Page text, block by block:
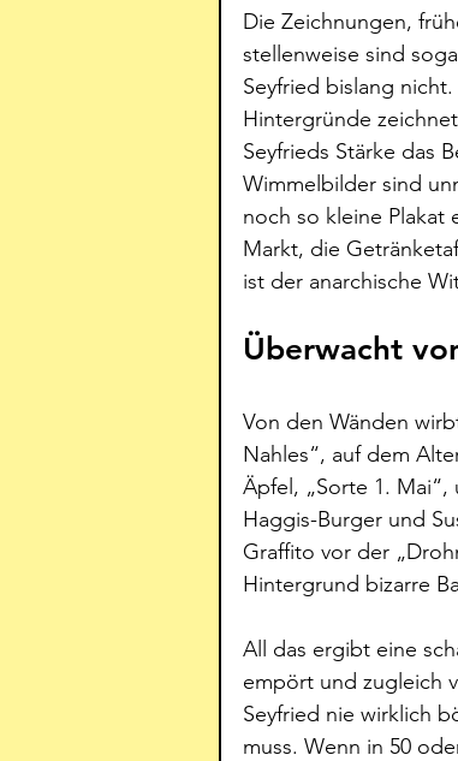
Die Zeichnungen,
stellenweise sind
Seyfried bislang
Hintergründe
Seyfrieds Stärke das
Wimmelbilder sind
noch so kleine Plakat
Markt, die
ist der anarchische
Überwacht
Von den Wänden
Nahles“, auf dem
Äpfel, „Sorte 1. Mai“,
Haggis-Burger und
Graffito vor der
Hintergrund bizarre
All das ergibt eine
empört und zugleich
Seyfried nie wirklich
muss. Wenn in 50